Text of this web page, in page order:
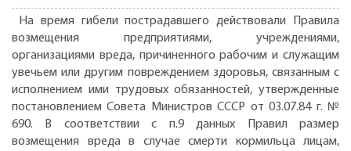
На время гибели пострадавшего действовали Правила
возмещения предприятиями, учреждениями,
организациями вреда, причиненного рабочим и служащим
увечьем или другим повреждением здоровья, связанным с
исполнением ими трудовых обязанностей, утвержденные
постановлением Совета Министров СССР от 03.07.84 г. №
690. В соответствии с п.9 данных Правил размер
возмещения вреда в случае смерти кормильца лицам,